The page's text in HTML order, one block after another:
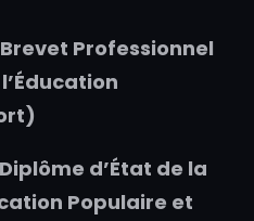
Professionnel
d’État de la
Populaire et